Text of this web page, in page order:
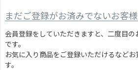
まだご登録がお済みでないお客様
会員登録をしていただきますと、二度目
です。
お気に入り商品をご登録いただけるなど
す。